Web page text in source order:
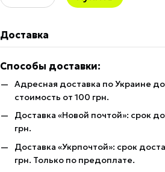
Доставка
Способы доставки:
Адресная доставка по Украине
стоимость от 100 грн.
Доставка «Новой почтой»: срок
грн.
Доставка «Укрпочтой»: срок
грн. Только по предоплате.